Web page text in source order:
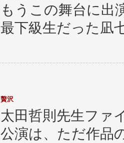
もうこの舞台に出
最下級生だった凪
贅沢
太田哲則先生ファ
公演は、ただ作品